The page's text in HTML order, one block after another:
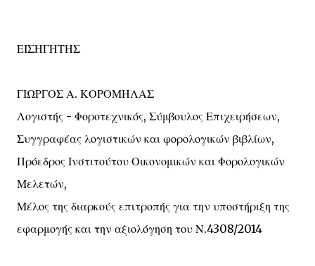
ΕΙΣΗΓΗΤΗΣ
ΓΙΩΡΓΟΣ Α. ΚΟΡΟΜΗΛΑΣ
Λογιστής - Φοροτεχνικός, Σύμβουλος Επιχειρήσεων,
Συγγραφέας λογιστικών και φορολογικών βιβλίων,
Πρόεδρος Ινστιτούτου Οικονομικών και Φορολογικών
Μελετών,
Μέλος της διαρκούς επιτροπής για την υποστήριξη της
εφαρμογής και την αξιολόγηση του Ν.4308/2014